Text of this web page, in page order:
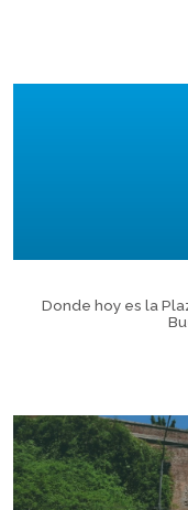
Donde hoy es la